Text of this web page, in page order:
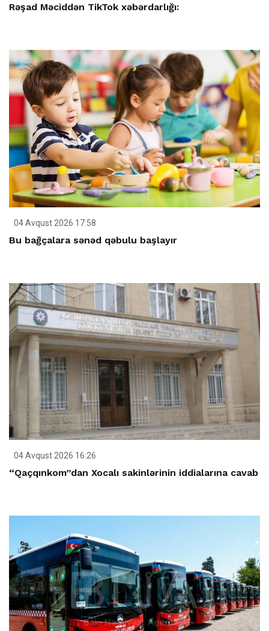
Rəşad Məciddən TikTok xəbərdarlığı:
04 Avqust 2026 17:58
Bu bağçalara sənəd qəbulu başlayır
04 Avqust 2026 16:26
“Qaçqınkom”dan Xocalı sakinlərinin iddialarına cavab